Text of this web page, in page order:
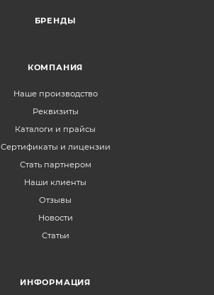
БРЕНДЫ
КОМПАНИЯ
Наше производство
Реквизиты
Каталоги и прайсы
Сертификаты и лицензии
Стать партнером
Наши клиенты
Отзывы
Новости
Статьи
ИНФОРМАЦИЯ